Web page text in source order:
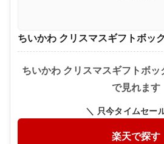
ちいかわ クリスマスギフトボッ
ちいかわ クリスマスギフトボッ
で見れます
＼ 只今タイムセー
楽天で探す